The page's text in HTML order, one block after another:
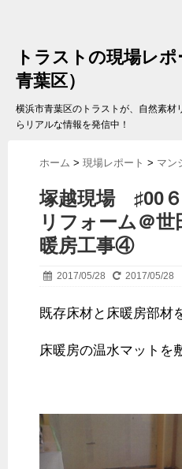
トラストの現場レ
青葉区）
横浜市青葉区のトラストが、自然素材
らリアルな情報を発信中！
ホーム > 現場レポート > マン
塚越現場 ♯00
リフォーム＠
暖房工事④
2017/05/28 2017/05/28
既存床材と床暖房部材
床暖房の温水マットを